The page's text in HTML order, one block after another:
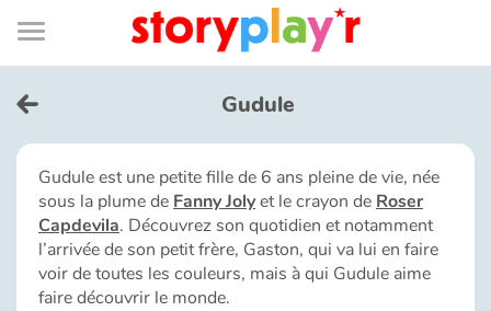
Connexion
Bibliothèque
de
page
Menu
Je me connecte
Tester gratuitement
Bibliothèque
Gudule
Gudule est une petite fille de 6 ans pleine de vie, née
sous la plume de Fanny Jolyet le crayon de Roser
Capdevila. Découvrez son quotidien et notamment
l’arrivée de son petit frère, Gaston, qui va lui en faire
voir de toutes les couleurs, mais à qui Gudule aime
faire découvrir le monde.